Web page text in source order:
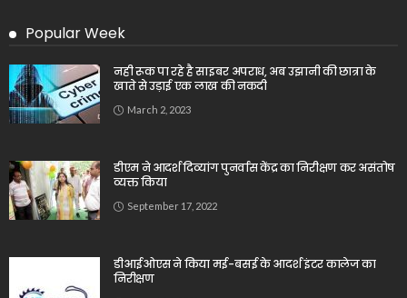
Popular Week
नही रूक पा रहे है साइबर अपराध, अब उझानी की छात्रा के
खाते से उड़ाई एक लाख की नकदी
March 2, 2023
डीएम ने आदर्श दिव्यांग पुनर्वास केंद्र का निरीक्षण कर असंतोष
व्यक्त किया
September 17, 2022
डीआईओएस ने किया मई-बसई के आदर्श इंटर कालेज का
निरीक्षण